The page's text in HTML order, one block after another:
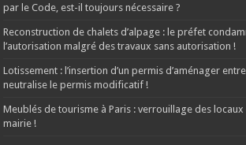
par le Code, est-il toujours nécessaire ?
Reconstruction de chalets d’alpage : le préfet
l’autorisation malgré des travaux sans autorisation !
Lotissement : l’insertion d’un permis d’aménager
neutralise le permis modificatif !
Meublés de tourisme à Paris : verrouillage des
mairie !